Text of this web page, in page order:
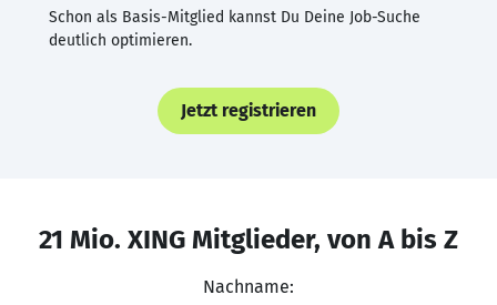
Schon als Basis-Mitglied kannst Du Deine Job-Suche
deutlich optimieren.
Jetzt registrieren
21 Mio. XING Mitglieder, von A bis Z
Nachname: